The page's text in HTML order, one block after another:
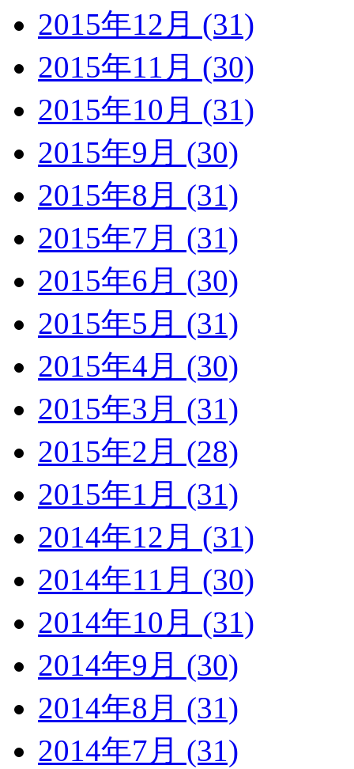
2015年12月 (31)
2015年11月 (30)
2015年10月 (31)
2015年9月 (30)
2015年8月 (31)
2015年7月 (31)
2015年6月 (30)
2015年5月 (31)
2015年4月 (30)
2015年3月 (31)
2015年2月 (28)
2015年1月 (31)
2014年12月 (31)
2014年11月 (30)
2014年10月 (31)
2014年9月 (30)
2014年8月 (31)
2014年7月 (31)